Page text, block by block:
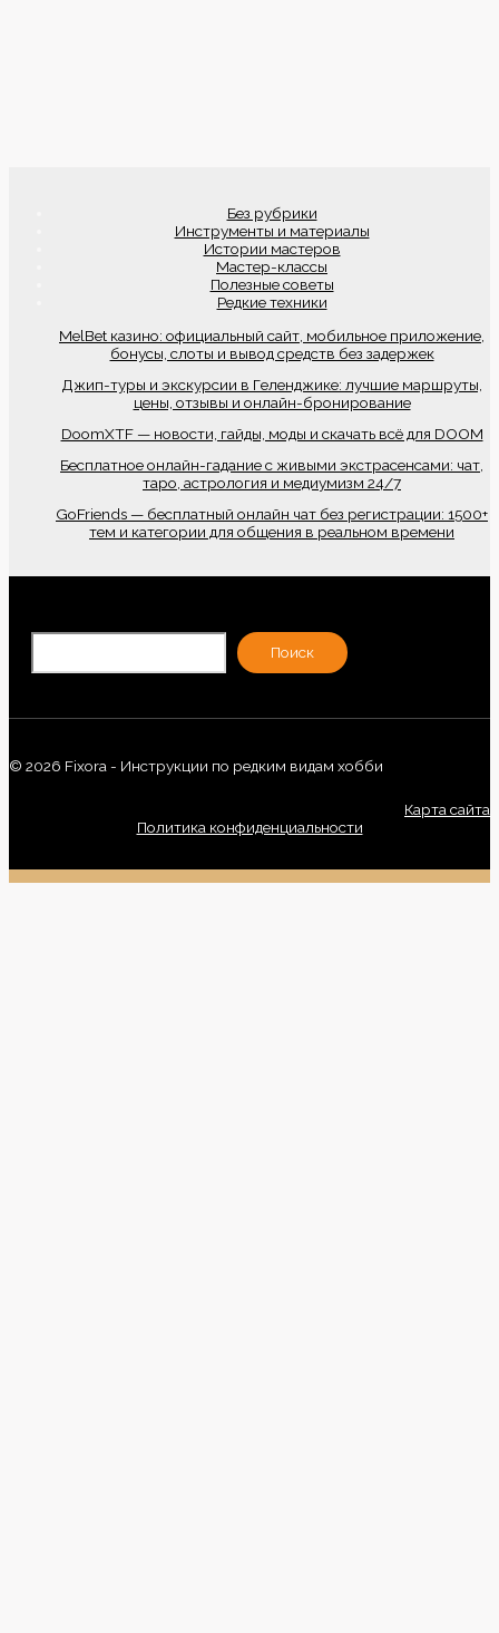
Без рубрики
Инструменты и материалы
Истории мастеров
Мастер-классы
Полезные советы
Редкие техники
MelBet казино: официальный сайт, мобильное приложение,
бонусы, слоты и вывод средств без задержек
Джип-туры и экскурсии в Геленджике: лучшие маршруты,
цены, отзывы и онлайн-бронирование
DoomXTF — новости, гайды, моды и скачать всё для DOOM
Бесплатное онлайн-гадание с живыми экстрасенсами: чат,
таро, астрология и медиумизм 24/7
GoFriends — бесплатный онлайн чат без регистрации: 1500+
тем и категории для общения в реальном времени
Поиск
© 2026 Fixora - Инструкции по редким видам хобби
Карта сайта
Политика конфиденциальности